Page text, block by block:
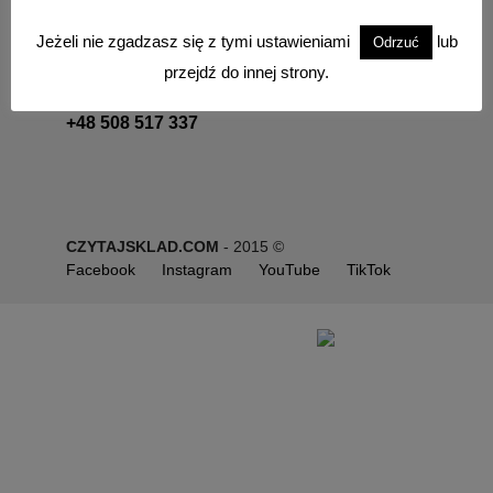
Chcesz z nami porozmawiać, zapraszamy do
kontaktu.
+48 508 517 337
CZYTAJSKLAD.COM - 2015 ©
Facebook
Instagram YouTube TikTok
Jeżeli nie zgadzasz się z tymi ustawieniami Odrzuć
lub
przejdź do innej strony.